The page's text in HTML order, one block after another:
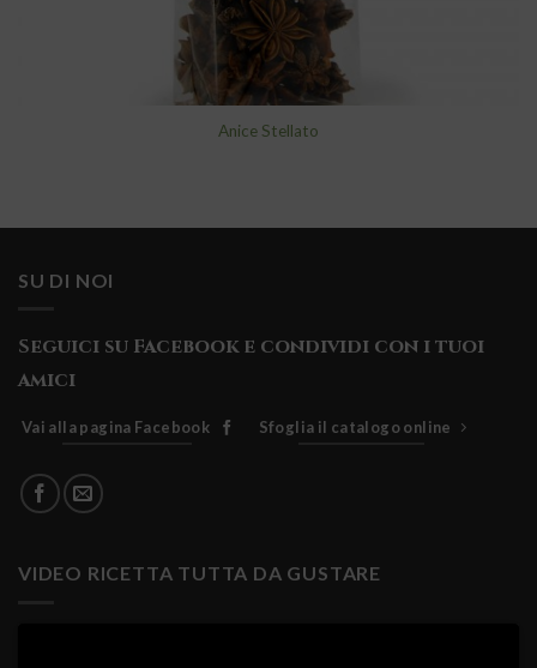
Anice Stellato
SU DI NOI
Seguici su Facebook e condividi con i tuoi
amici
Vai alla pagina Facebook Sfoglia il catalogo online
VIDEO RICETTA TUTTA DA GUSTARE